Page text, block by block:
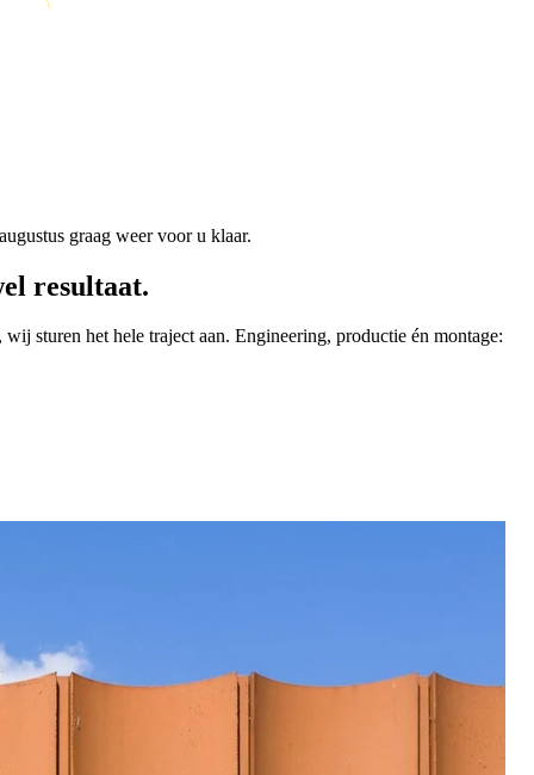
graag weer voor u klaar.
resultaat.
sturen het hele traject aan. Engineering, productie én montage: